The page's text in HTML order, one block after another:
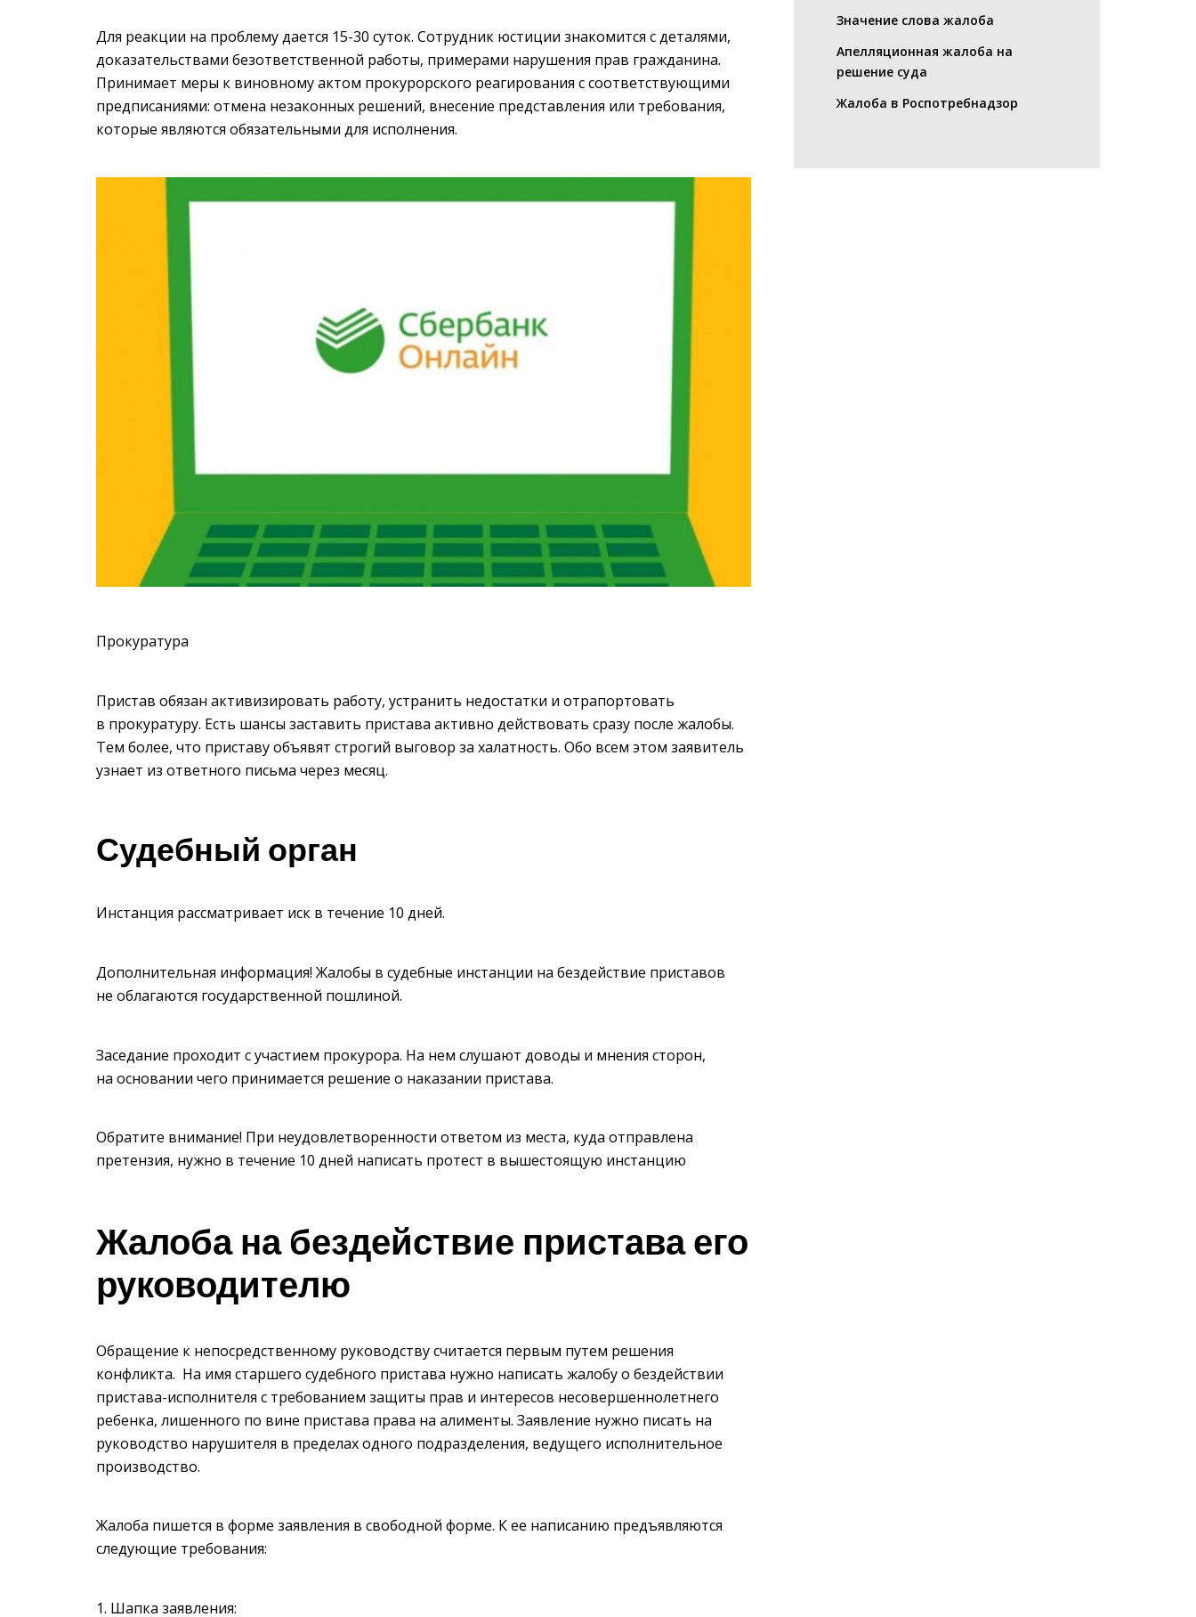
Для реакции на проблему дается 15-30 суток. Сотрудник юстиции знакомится с деталями,
доказательствами безответственной работы, примерами нарушения прав гражданина.
Принимает меры к виновному актом прокурорского реагирования с соответствующими
предписаниями: отмена незаконных решений, внесение представления или требования,
которые являются обязательными для исполнения.
Прокуратура
Пристав обязан активизировать работу, устранить недостатки и отрапортовать
в прокуратуру. Есть шансы заставить пристава активно действовать сразу после жалобы.
Тем более, что приставу объявят строгий выговор за халатность. Обо всем этом заявитель
узнает из ответного письма через месяц.
Судебный орган
Инстанция рассматривает иск в течение 10 дней.
Дополнительная информация! Жалобы в судебные инстанции на бездействие приставов
не облагаются государственной пошлиной.
Заседание проходит с участием прокурора. На нем слушают доводы и мнения сторон,
на основании чего принимается решение о наказании пристава.
Обратите внимание! При неудовлетворенности ответом из места, куда отправлена
претензия, нужно в течение 10 дней написать протест в вышестоящую инстанцию
Жалоба на бездействие пристава его
руководителю
Обращение к непосредственному руководству считается первым путем решения
конфликта. На имя старшего судебного пристава нужно написать жалобу о бездействии
пристава-исполнителя с требованием защиты прав и интересов несовершеннолетнего
ребенка, лишенного по вине пристава права на алименты. Заявление нужно писать на
руководство нарушителя в пределах одного подразделения, ведущего исполнительное
производство.
Жалоба пишется в форме заявления в свободной форме. К ее написанию предъявляются
следующие требования:
Шапка заявления:
Значение слова жалоба
Апелляционная жалоба на
решение суда
Жалоба в Роспотребнадзор